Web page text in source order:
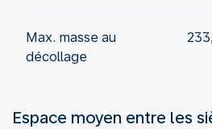
Max. masse au
décollage
Espace moyen entre les